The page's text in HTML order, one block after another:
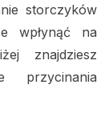
storczyków
wpłynąć na
znajdziesz
przycinania